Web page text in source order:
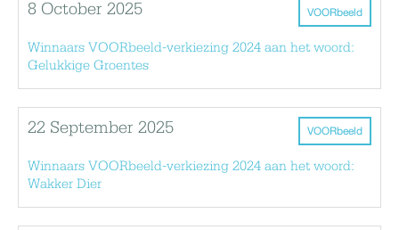
VOORbeeld
8 October 2025
Winnaars VOORbeeld-verkiezing 2024 aan het woord:
Gelukkige Groentes
VOORbeeld
22 September 2025
Winnaars VOORbeeld-verkiezing 2024 aan het woord:
Wakker Dier